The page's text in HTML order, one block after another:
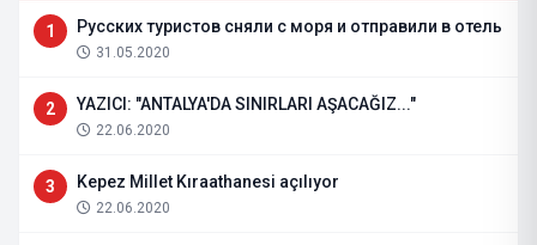
1 Русских туристов сняли с моря и отправили в отель
31.05.2020
2 YAZICI: "ANTALYA'DA SINIRLARI AŞACAĞIZ..."
22.06.2020
3 Kepez Millet Kıraathanesi açılıyor
22.06.2020